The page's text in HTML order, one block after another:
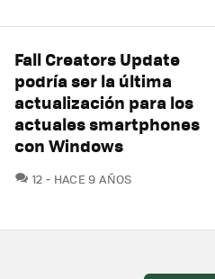
Fall Creators Update
podría ser la última
actualización para los
actuales smartphones
con Windows
12 COMENTARIOS
HACE 9 AÑOS